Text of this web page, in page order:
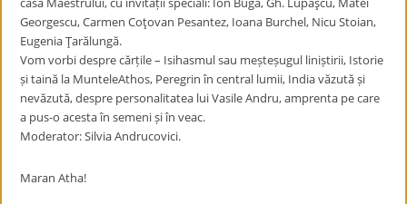
Georgescu, Carmen Coţovan Pesantez, Ioana Burchel, Nicu Stoian,
Eugenia Ţarălungă.
Vom vorbi despre cărțile – Isihasmul sau meșteșugul liniștirii, Istorie
și taină la MunteleAthos, Peregrin în central lumii, India văzută și
nevăzută, despre personalitatea lui Vasile Andru, amprenta pe care
a pus-o acesta în semeni și în veac.
Moderator: Silvia Andrucovici.
Maran Atha!